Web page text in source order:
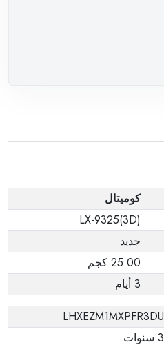
كوميتال
LX-9325(3D)
جديد
25.00 كجم
3 أيام
LHXEZM1MXPFR3DU
3 سنوات